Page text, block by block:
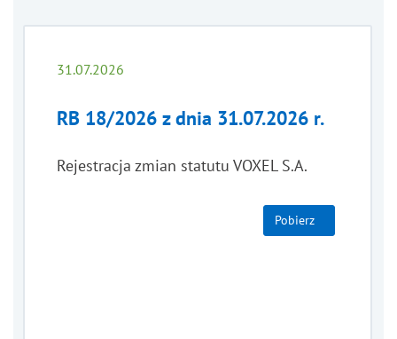
31.07.2026
RB 18/2026 z dnia 31.07.2026 r.
Rejestracja zmian statutu VOXEL S.A.
Pobierz